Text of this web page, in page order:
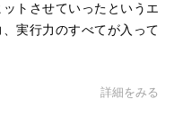
するようなルールを作っ
たルールに従うのか、そ
ぼくは自分でルールを作
トさせていったというエ
実行力のすべてが入って
詳細をみる